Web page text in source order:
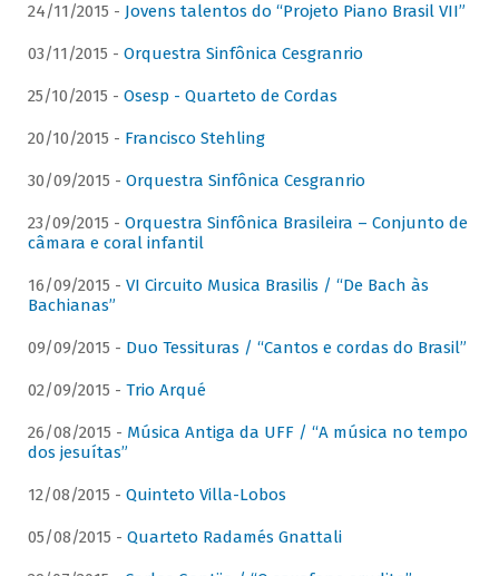
24/11/2015 - Jovens talentos do “Projeto Piano Brasil VII”
03/11/2015 - Orquestra Sinfônica Cesgranrio
25/10/2015 - Osesp - Quarteto de Cordas
20/10/2015 - Francisco Stehling
30/09/2015 - Orquestra Sinfônica Cesgranrio
23/09/2015 - Orquestra Sinfônica Brasileira – Conjunto de
câmara e coral infantil
16/09/2015 - VI Circuito Musica Brasilis / “De Bach às
Bachianas”
09/09/2015 - Duo Tessituras / “Cantos e cordas do Brasil”
02/09/2015 - Trio Arqué
26/08/2015 - Música Antiga da UFF / “A música no tempo
dos jesuítas”
12/08/2015 - Quinteto Villa-Lobos
05/08/2015 - Quarteto Radamés Gnattali